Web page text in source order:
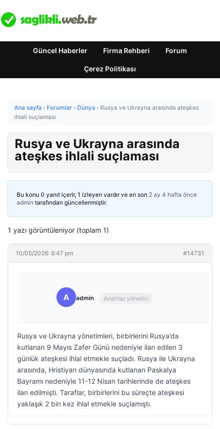
Güncel Haberler Firma Rehberi Forum
Çerez Politikası
Ana sayfa › Forumlar › Dünya › Rusya ve Ukrayna arasında ateşkes
ihlali suçlaması
Rusya ve Ukrayna arasında
ateşkes ihlali suçlaması
Bu konu 0 yanıt içerir, 1 izleyen vardır ve en son 2 ay 4 hafta önce
admin tarafından güncellenmiştir.
1 yazı görüntüleniyor (toplam 1)
10/05/2026: 6:47 pm #14731
A admin Anahtar yönetici
Rusya ve Ukrayna yönetimleri, birbirlerini Rusya’da
kutlanan 9 Mayıs Zafer Günü nedeniyle ilan edilen 3
günlük ateşkesi ihlal etmekle suçladı. Rusya ile Ukrayna
arasında, Hristiyan dünyasında kutlanan Paskalya
Bayramı nedeniyle 11-12 Nisan tarihlerinde de ateşkes
ilan edilmişti. Taraflar, birbirlerini bu süreçte ateşkesi
yaklaşık 2 bin kez ihlal etmekle suçlamıştı.